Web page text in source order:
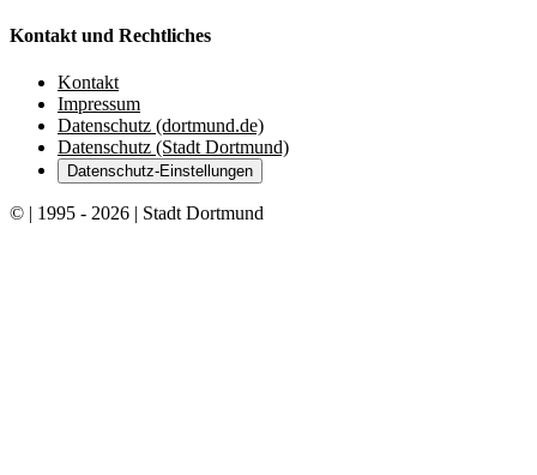
Kontakt und Rechtliches
Kontakt
Impressum
Datenschutz (dortmund.de)
Datenschutz (Stadt Dortmund)
Datenschutz-Einstellungen
© | 1995 - 2026 | Stadt Dortmund